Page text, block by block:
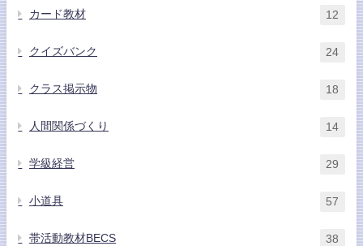
カード教材 12
クイズバンク 24
クラス掲示物 18
人間関係づくり 14
学級経営 29
小道具 57
帯活動教材BECS 38